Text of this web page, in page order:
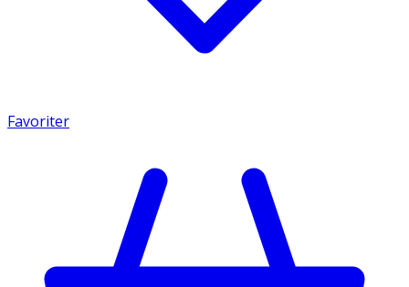
Favoriter